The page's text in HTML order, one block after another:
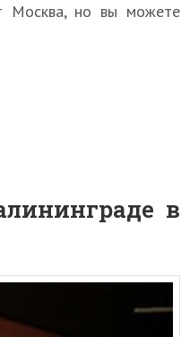
Москва, но вы можете
в